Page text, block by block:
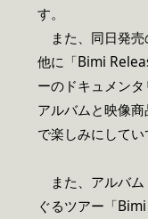
す。
また、同日発売
他に「Bimi
ーのドキュメンタ
アルバムと映像
で楽しみにしてい
また、アルバム
ぐるツアー「